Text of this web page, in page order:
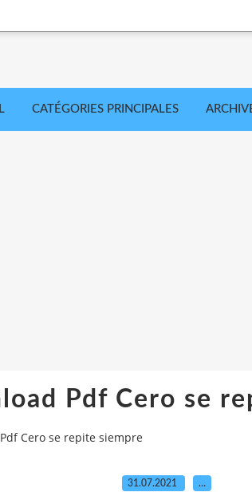
CATÉGORIES PRINCIPALES
Pdf Cero se
Cero se repite siempre
31.07.2021 …